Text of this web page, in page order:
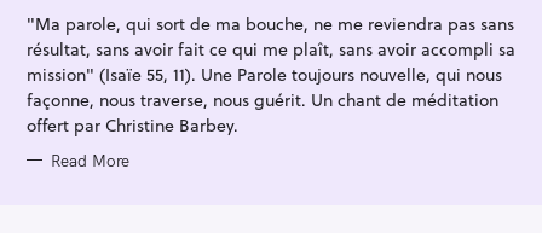
E
"Ma parole, qui sort de ma bouche, ne me reviendra pas sans
résultat, sans avoir fait ce qui me plaît, sans avoir accompli sa
mission" (Isaïe 55, 11). Une Parole toujours nouvelle, qui nous
façonne, nous traverse, nous guérit. Un chant de méditation
offert par Christine Barbey.
Read More